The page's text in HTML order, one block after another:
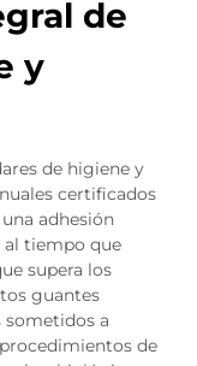
de
y
de higiene y
certificados
adhesión
tiempo que
supera los
guantes
sometidos a
de